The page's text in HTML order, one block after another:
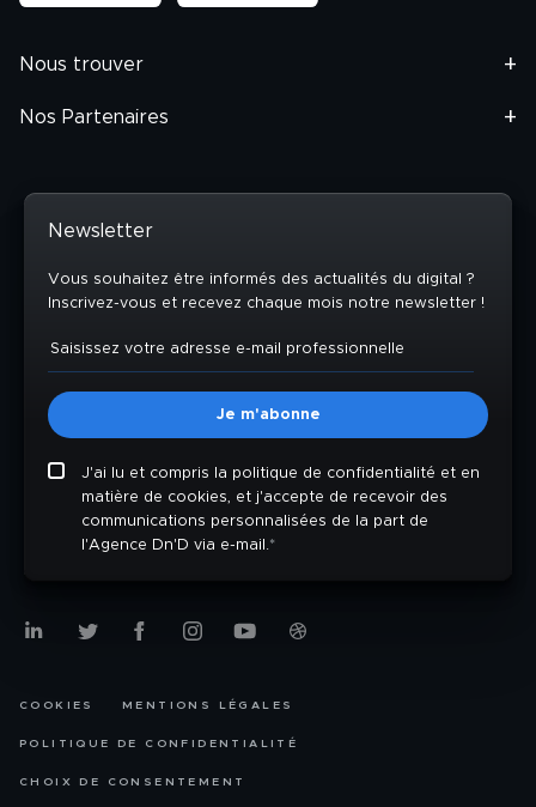
Nous trouver
Nos Partenaires
Newsletter
Vous souhaitez être informés des actualités du digital ?
Inscrivez-vous et recevez chaque mois notre newsletter !
J'ai lu et compris la politique de confidentialité et en
matière de cookies, et j'accepte de recevoir des
communications personnalisées de la part de
l'Agence Dn'D via e-mail.*
COOKIES MENTIONS LÉGALES
POLITIQUE DE CONFIDENTIALITÉ
CHOIX DE CONSENTEMENT